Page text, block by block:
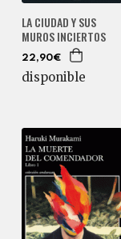
LA CIUDAD Y SUS
MUROS INCIERTOS
22,90€
disponible